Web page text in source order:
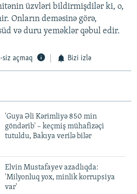
üzvləri bildirmişdilər ki, o,
Onların deməsinə görə,
və duru yeməklər qəbul edir.
siz açmaq Bizi izlə
'Guya Əli Kərimliyə 850 min
göndərib' – keçmiş mühafizəçi
tutuldu, Bakıya verilə bilər
Elvin Mustafayev azadlıqda:
'Milyonluq yox, minlik korrupsiya
var'